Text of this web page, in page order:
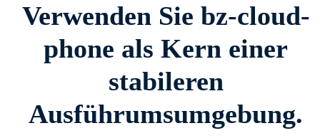
Verwenden Sie bz-cloud-
phone als Kern einer
stabileren
Ausführumsumgebung.